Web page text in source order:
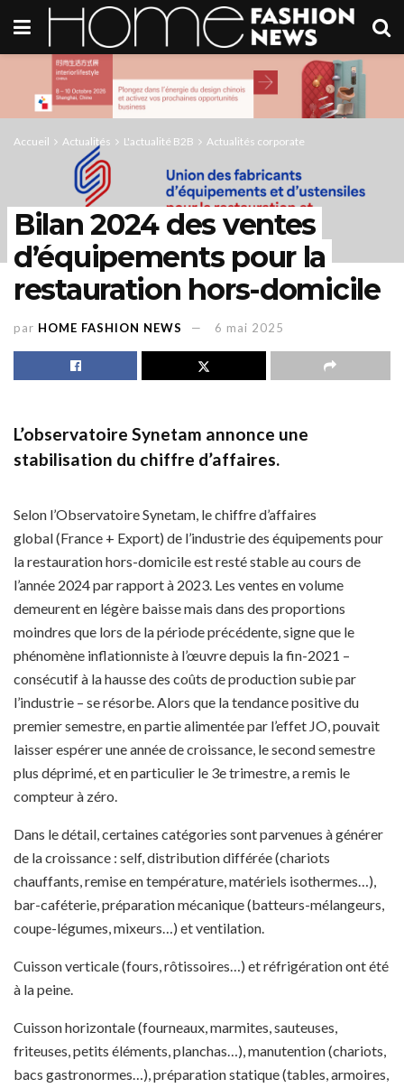
Accueil Actualités L'actualité B2B Actualités corporate
Bilan 2024 des ventes
d’équipements pour la
restauration hors-domicile
par HOME FASHION NEWS 6 mai 2025
L’observatoire Synetam annonce une
stabilisation du chiffre d’affaires.
Selon l’Observatoire Synetam, le chiffre d’affaires
global (France + Export) de l’industrie des équipements pour
la restauration hors-domicile est resté stable au cours de
l’année 2024 par rapport à 2023. Les ventes en volume
demeurent en légère baisse mais dans des proportions
moindres que lors de la période précédente, signe que le
phénomène inflationniste à l’œuvre depuis la fin-2021 –
consécutif à la hausse des coûts de production subie par
l’industrie – se résorbe. Alors que la tendance positive du
premier semestre, en partie alimentée par l’effet JO, pouvait
laisser espérer une année de croissance, le second semestre
plus déprimé, et en particulier le 3e trimestre, a remis le
compteur à zéro.
Dans le détail, certaines catégories sont parvenues à générer
de la croissance : self, distribution différée (chariots
chauffants, remise en température, matériels isothermes…),
bar-caféterie, préparation mécanique (batteurs-mélangeurs,
coupe-légumes, mixeurs…) et ventilation.
Cuisson verticale (fours, rôtissoires…) et réfrigération ont été
à la peine.
Cuisson horizontale (fourneaux, marmites, sauteuses,
friteuses, petits éléments, planchas…), manutention (chariots,
bacs gastronormes…), préparation statique (tables, armoires,